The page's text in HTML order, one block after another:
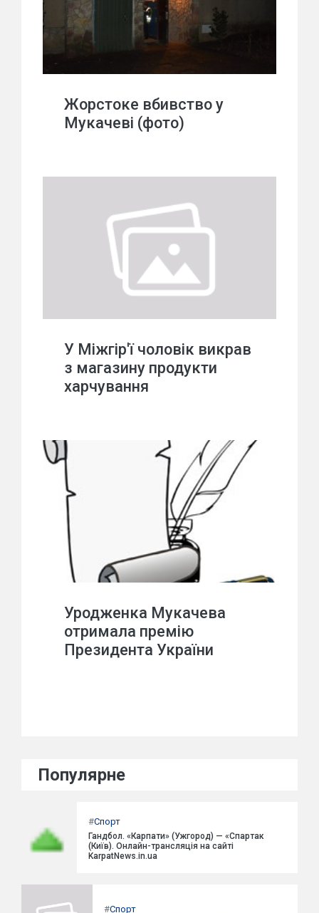
Жорстоке вбивство у
Мукачеві (фото)
У Міжгір'ї чоловік викрав
з магазину продукти
харчування
Уродженка Мукачева
отримала премію
Президента України
Популярне
#Спорт
Гандбол. «Карпати» (Ужгород) — «Спартак
(Київ). Онлайн-трансляція на сайті
KarpatNews.in.ua
#Спорт